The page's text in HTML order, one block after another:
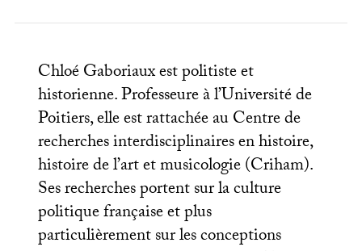
Chloé Gaboriaux est politiste et
historienne. Professeure à l’Université de
Poitiers, elle est rattachée au Centre de
recherches interdisciplinaires en histoire,
histoire de l’art et musicologie (Criham).
Ses recherches portent sur la culture
politique française et plus
particulièrement sur les conceptions